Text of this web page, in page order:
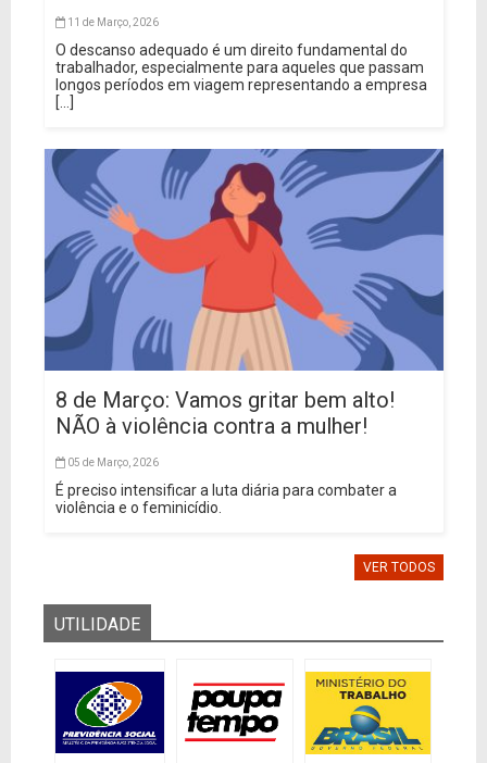
11 de Março, 2026
O descanso adequado é um direito fundamental do
trabalhador, especialmente para aqueles que passam
longos períodos em viagem representando a empresa
[...]
8 de Março: Vamos gritar bem alto!
NÃO à violência contra a mulher!
05 de Março, 2026
É preciso intensificar a luta diária para combater a
violência e o feminicídio.
VER TODOS
UTILIDADE